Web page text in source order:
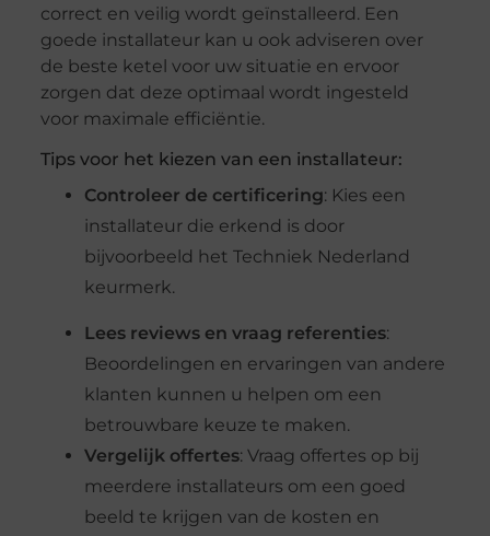
correct en veilig wordt geïnstalleerd. Een
goede installateur kan u ook adviseren over
de beste ketel voor uw situatie en ervoor
zorgen dat deze optimaal wordt ingesteld
voor maximale efficiëntie.
Tips voor het kiezen van een installateur:
Controleer de certificering: Kies een
installateur die erkend is door
bijvoorbeeld het Techniek Nederland
keurmerk.
Lees reviews en vraag referenties:
Beoordelingen en ervaringen van andere
klanten kunnen u helpen om een
betrouwbare keuze te maken.
Vergelijk offertes: Vraag offertes op bij
meerdere installateurs om een goed
beeld te krijgen van de kosten en